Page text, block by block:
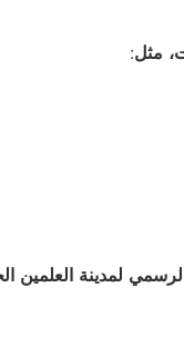
مثل:
لمدينة العلمين